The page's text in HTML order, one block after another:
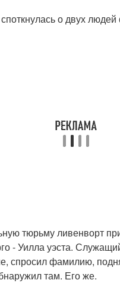
о двух
тюрьму ливенворт
- Уилла уэста.
спросил фамилию,
там. Его же.